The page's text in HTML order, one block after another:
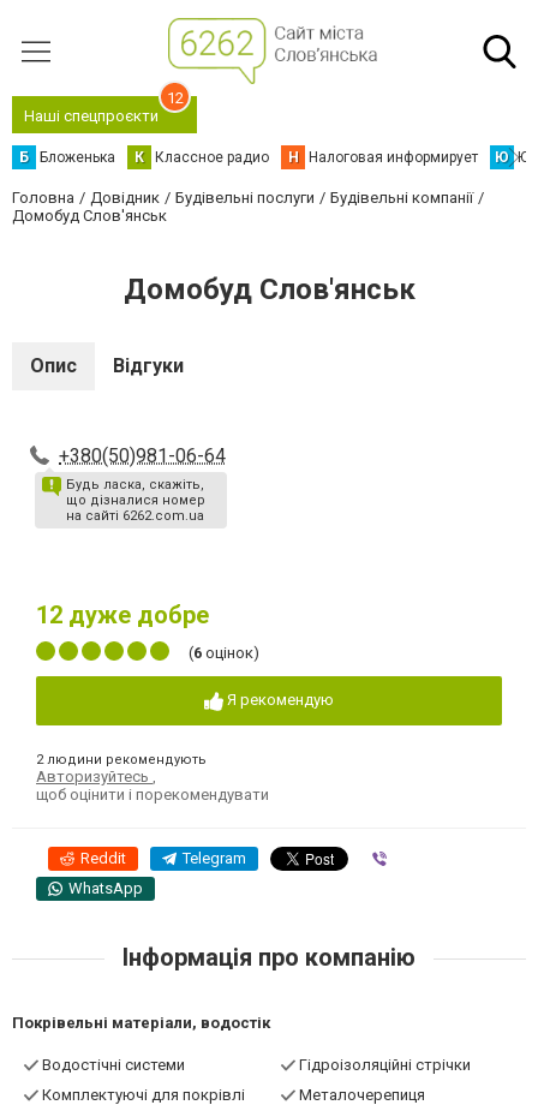
Наші спецпроєкти
12
Б Бложенька К Классное радио Н Налоговая информирует Ю
Головна Довідник Будівельні послуги
Будівельні компанії
Домобуд Слов'янськ
Домобуд Слов'янськ
Опис Відгуки
+380(50)981-06-64
Будь ласка, скажіть,
що дізналися номер
на сайті 6262.com.ua
12 дуже добре
(6 оцінок)
Я рекомендую
2 людини рекомендують
Авторизуйтесь
щоб оцінити і порекомендувати
Reddit Telegram
WhatsApp
Інформація про компанію
Покрівельні матеріали, водостік
Водостічні системи
Гідроізоляційні стрічки
Комплектуючі для покрівлі
Металочерепиця